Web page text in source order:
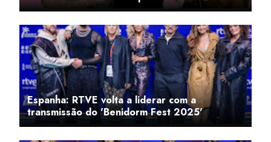
Espanha: RTVE volta a liderar com a
transmissão do 'Benidorm Fest 2025'